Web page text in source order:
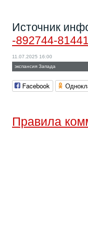
Источник
-892744-81441
11.07.2025 16:00
экспансия Запада
Facebook
Правила